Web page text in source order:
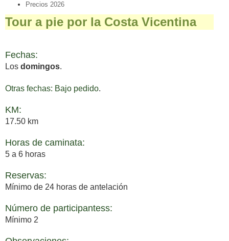
Precios 2026
Tour a pie por la Costa Vicentina
Fechas:
Los domingos.
Otras fechas: Bajo pedido.
KM:
17.50 km
Horas de caminata:
5 a 6 horas
Reservas:
Mínimo de 24 horas de antelación
Número de participantess:
Mínimo 2